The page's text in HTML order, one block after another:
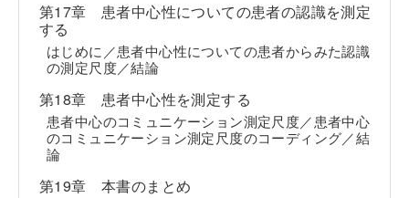
第17章 患者中心性についての患者の認識を測定
する
はじめに／患者中心性についての患者からみた認識
の測定尺度／結論
第18章 患者中心性を測定する
患者中心のコミュニケーション測定尺度／患者中心
のコミュニケーション測定尺度のコーディング／結
論
第19章 本書のまとめ